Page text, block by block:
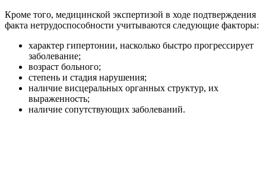
Кроме того, медицинской экспертизой в ходе подтверждения
факта нетрудоспособности учитываются следующие факторы:
характер гипертонии, насколько быстро прогрессирует
заболевание;
возраст больного;
степень и стадия нарушения;
наличие висцеральных органных структур, их
выраженность;
наличие сопутствующих заболеваний.